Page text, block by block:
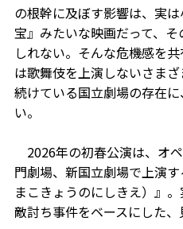
の根幹に及ぼす影響は、実
宝』みたいな映画だって、
しれない。そんな危機感を
は歌舞伎を上演しないさま
続けている国立劇場の存在
い。
2026年の初春公演は、オ
門劇場、新国立劇場で上演
まこきょうのにしきえ）』
敵討ち事件をベースにした、